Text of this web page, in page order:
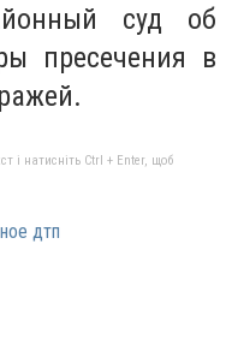
суд об
пресечения в
і натисніть Ctrl + Enter, щоб
дтп